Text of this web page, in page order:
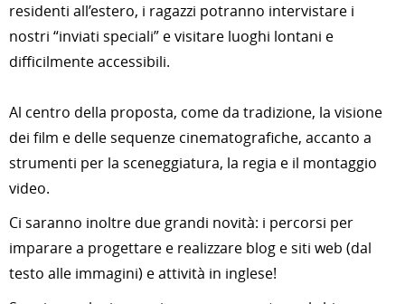
residenti all’estero, i ragazzi potranno intervistare i
nostri “inviati speciali” e visitare luoghi lontani e
difficilmente accessibili.
Al centro della proposta, come da tradizione, la visione
dei film e delle sequenze cinematografiche, accanto a
strumenti per la sceneggiatura, la regia e il montaggio
video.
Ci saranno inoltre due grandi novità: i percorsi per
imparare a progettare e realizzare blog e siti web (dal
testo alle immagini) e attività in inglese!